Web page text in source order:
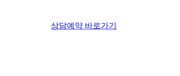
상담예약 바로가기